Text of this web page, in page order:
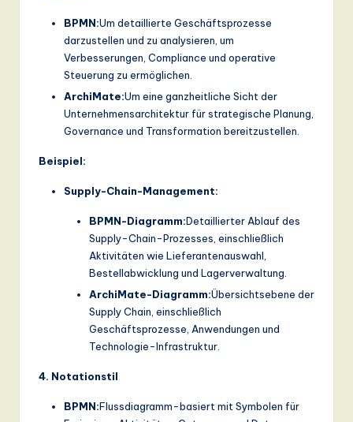
BPMN:Um detaillierte Geschäftsprozesse
darzustellen und zu analysieren, um
Verbesserungen, Compliance und operative
Steuerung zu ermöglichen.
ArchiMate:Um eine ganzheitliche Sicht der
Unternehmensarchitektur für strategische Planung,
Governance und Transformation bereitzustellen.
Beispiel:
Supply-Chain-Management:
BPMN-Diagramm:Detaillierter Ablauf des
Supply-Chain-Prozesses, einschließlich
Aktivitäten wie Lieferantenauswahl,
Bestellabwicklung und Lagerverwaltung.
ArchiMate-Diagramm:Übersichtsebene der
Supply Chain, einschließlich
Geschäftsprozesse, Anwendungen und
Technologie-Infrastruktur.
4. Notationstil
BPMN:Flussdiagramm-basiert mit Symbolen für